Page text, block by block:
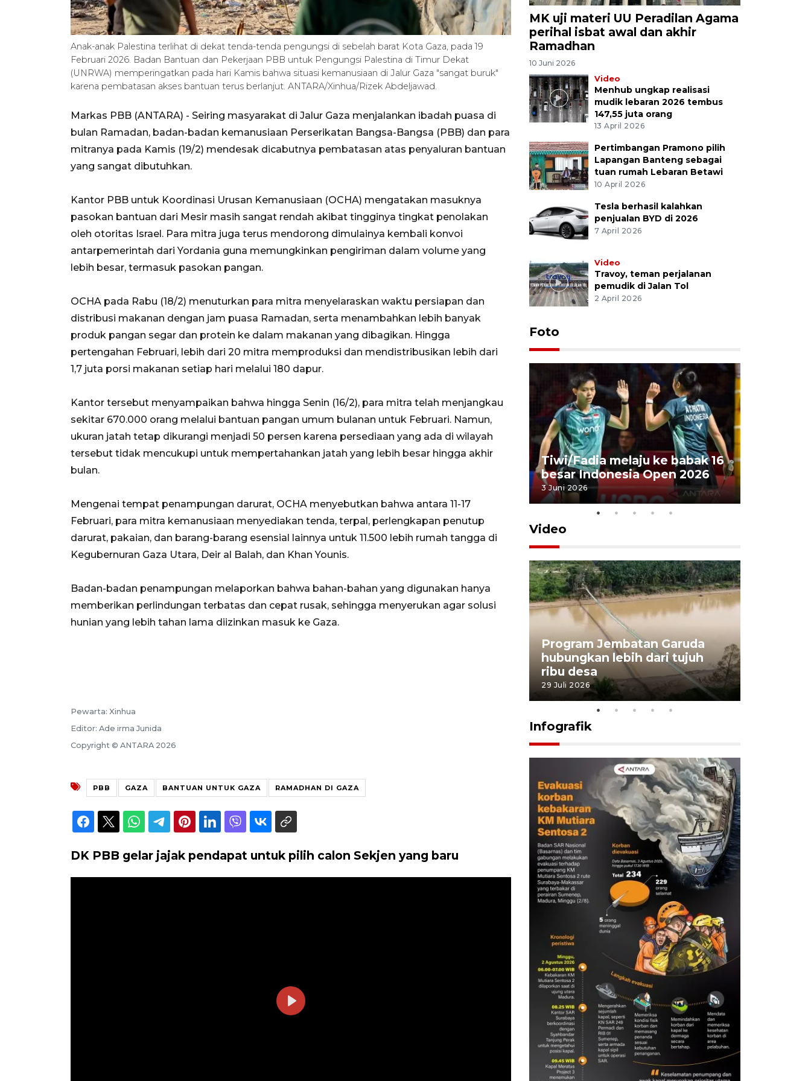
Anak-anak Palestina terlihat di dekat tenda-tenda pengungsi di sebelah barat Kota Gaza, pada 19
Februari 2026. Badan Bantuan dan Pekerjaan PBB untuk Pengungsi Palestina di Timur Dekat
(UNRWA) memperingatkan pada hari Kamis bahwa situasi kemanusiaan di Jalur Gaza "sangat buruk"
karena pembatasan akses bantuan terus berlanjut. ANTARA/Xinhua/Rizek Abdeljawad.
Markas PBB (ANTARA) - Seiring masyarakat di Jalur Gaza menjalankan ibadah puasa di
bulan Ramadan, badan-badan kemanusiaan Perserikatan Bangsa-Bangsa (PBB) dan para
mitranya pada Kamis (19/2) mendesak dicabutnya pembatasan atas penyaluran bantuan
yang sangat dibutuhkan.
Kantor PBB untuk Koordinasi Urusan Kemanusiaan (OCHA) mengatakan masuknya
pasokan bantuan dari Mesir masih sangat rendah akibat tingginya tingkat penolakan
oleh otoritas Israel. Para mitra juga terus mendorong dimulainya kembali konvoi
antarpemerintah dari Yordania guna memungkinkan pengiriman dalam volume yang
lebih besar, termasuk pasokan pangan.
OCHA pada Rabu (18/2) menuturkan para mitra menyelaraskan waktu persiapan dan
distribusi makanan dengan jam puasa Ramadan, serta menambahkan lebih banyak
produk pangan segar dan protein ke dalam makanan yang dibagikan. Hingga
pertengahan Februari, lebih dari 20 mitra memproduksi dan mendistribusikan lebih dari
1,7 juta porsi makanan setiap hari melalui 180 dapur.
Kantor tersebut menyampaikan bahwa hingga Senin (16/2), para mitra telah menjangkau
sekitar 670.000 orang melalui bantuan pangan umum bulanan untuk Februari. Namun,
ukuran jatah tetap dikurangi menjadi 50 persen karena persediaan yang ada di wilayah
tersebut tidak mencukupi untuk mempertahankan jatah yang lebih besar hingga akhir
bulan.
Mengenai tempat penampungan darurat, OCHA menyebutkan bahwa antara 11-17
Februari, para mitra kemanusiaan menyediakan tenda, terpal, perlengkapan penutup
darurat, pakaian, dan barang-barang esensial lainnya untuk 11.500 lebih rumah tangga di
Kegubernuran Gaza Utara, Deir al Balah, dan Khan Younis.
Badan-badan penampungan melaporkan bahwa bahan-bahan yang digunakan hanya
memberikan perlindungan terbatas dan cepat rusak, sehingga menyerukan agar solusi
hunian yang lebih tahan lama diizinkan masuk ke Gaza.
Pewarta: Xinhua
Editor: Ade irma Junida
Copyright © ANTARA 2026
PBB GAZA BANTUAN UNTUK GAZA RAMADHAN DI GAZA
DK PBB gelar jajak pendapat untuk pilih calon Sekjen yang baru
Play
MK uji materi UU Peradilan Agama
perihal isbat awal dan akhir
Ramadhan
10 Juni 2026
Video
Menhub ungkap realisasi
mudik lebaran 2026 tembus
147,55 juta orang
13 April 2026
Pertimbangan Pramono pilih
Lapangan Banteng sebagai
tuan rumah Lebaran Betawi
10 April 2026
Tesla berhasil kalahkan
penjualan BYD di 2026
7 April 2026
Video
Travoy, teman perjalanan
pemudik di Jalan Tol
2 April 2026
Foto
Lebaran Betawi 2026, ajang
silaturahim masyarakat dan
upaya pelestarian budaya di
Tiwi/Fadia melaju ke babak 16
besar Indonesia Open 2026
3 Juni 2026
Video
Program Jembatan Garuda
hubungkan lebih dari tujuh
ribu desa
29 Juli 2026
Infografik